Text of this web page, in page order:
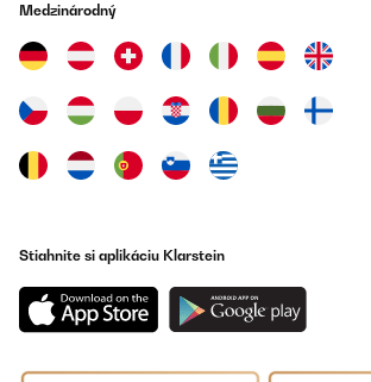
Medzinárodný
Stiahnite si aplikáciu Klarstein